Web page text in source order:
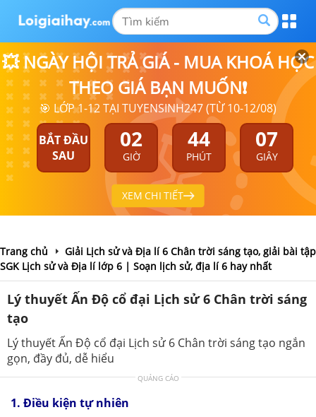
💥 NGÀY HỘI TRẢ GIÁ - MUA KHOÁ HỌC
THEO GIÁ BẠN MUỐN❗
🎯 LỚP 1-12 TẠI TUYENSINH247 (TỪ 10-12/08)
BẮT ĐẦU
SAU
02
GIỜ
44
PHÚT
07
GIÂY
XEM CHI TIẾT
Trang chủ
Giải Lịch sử và Địa lí 6 Chân trời sáng tạo, giải bài tập
SGK Lịch sử và Địa lí lớp 6 | Soạn lịch sử, địa lí 6 hay nhất
Lý thuyết Ấn Độ cổ đại Lịch sử 6 Chân trời sáng
tạo
Lý thuyết Ấn Độ cổ đại Lịch sử 6 Chân trời sáng tạo ngắn
gọn, đầy đủ, dễ hiểu
QUẢNG CÁO
1. Điều kiện tự nhiên